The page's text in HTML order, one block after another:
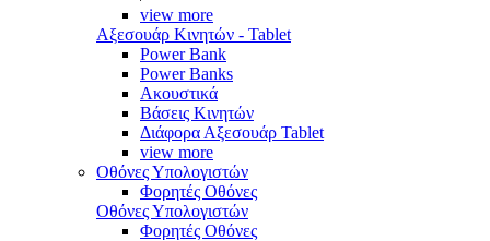
view more
Αξεσουάρ Κινητών - Tablet
Power Bank
Power Banks
Ακουστικά
Βάσεις Κινητών
Διάφορα Αξεσουάρ Tablet
view more
Οθόνες Υπολογιστών
Φορητές Οθόνες
Οθόνες Υπολογιστών
Φορητές Οθόνες